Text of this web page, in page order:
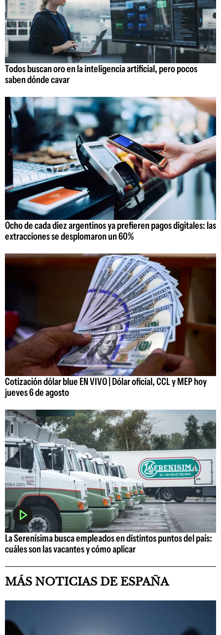
Todos buscan oro en la inteligencia artificial, pero pocos
saben dónde cavar
Ocho de cada diez argentinos ya prefieren pagos digitales: las
extracciones se desplomaron un 60%
Cotización dólar blue EN VIVO | Dólar oficial, CCL y MEP hoy
jueves 6 de agosto
La Serenísima busca empleados en distintos puntos del país:
cuáles son las vacantes y cómo aplicar
MÁS NOTICIAS DE ESPAÑA